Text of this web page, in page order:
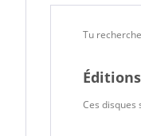
Tu
Ces